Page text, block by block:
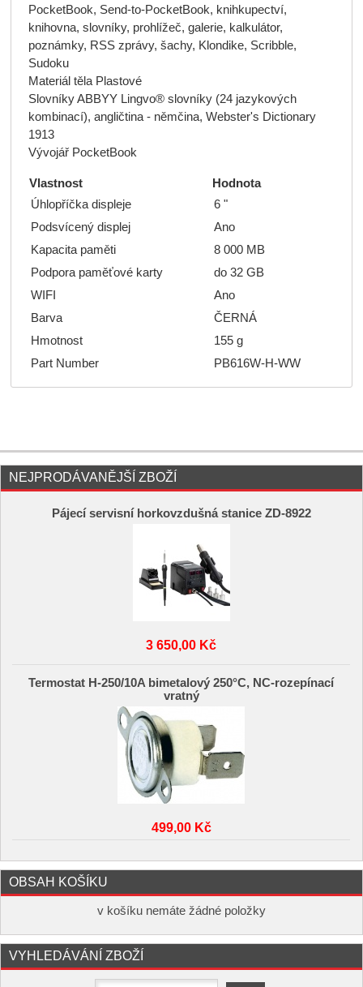
PocketBook, Send-to-PocketBook, knihkupectví,
knihovna, slovníky, prohlížeč, galerie, kalkulátor,
poznámky, RSS zprávy, šachy, Klondike, Scribble,
Sudoku
Materiál těla Plastové
Slovníky ABBYY Lingvo® slovníky (24 jazykových
kombinací), angličtina - němčina, Webster's Dictionary
1913
Vývojář PocketBook
Vlastnost
Hodnota
Úhlopříčka displeje
6 "
Podsvícený displej
Ano
Kapacita paměti
8 000 MB
Podpora paměťové karty
do 32 GB
WIFI
Ano
Barva
ČERNÁ
Hmotnost
155 g
Part Number
PB616W-H-WW
NEJPRODÁVANĚJŠÍ ZBOŽÍ
Pájecí servisní horkovzdušná stanice ZD-8922
3 650,00 Kč
Termostat H-250/10A bimetalový 250°C, NC-rozepínací
vratný
499,00 Kč
OBSAH KOŠÍKU
v košíku nemáte žádné položky
VYHLEDÁVÁNÍ ZBOŽÍ